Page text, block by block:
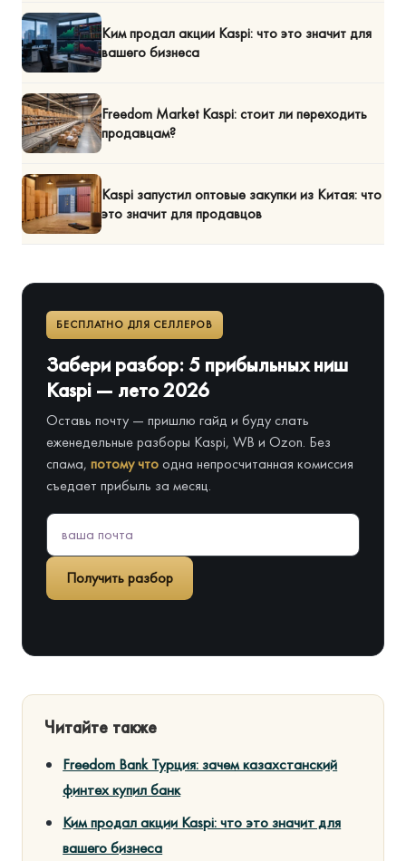
Ким продал акции Kaspi: что это значит для
вашего бизнеса
Freedom Market Kaspi: стоит ли переходить
продавцам?
Kaspi запустил оптовые закупки из Китая: что
это значит для продавцов
БЕСПЛАТНО ДЛЯ СЕЛЛЕРОВ
Забери разбор: 5 прибыльных ниш
Kaspi — лето 2026
Оставь почту — пришлю гайд и буду слать
еженедельные разборы Kaspi, WB и Ozon. Без
спама, потому чтоодна непросчитанная комиссия
съедает прибыль за месяц.
Получить разбор
Читайте также
Freedom Bank Турция: зачем казахстанский
финтех купил банк
Ким продал акции Kaspi: что это значит для
вашего бизнеса